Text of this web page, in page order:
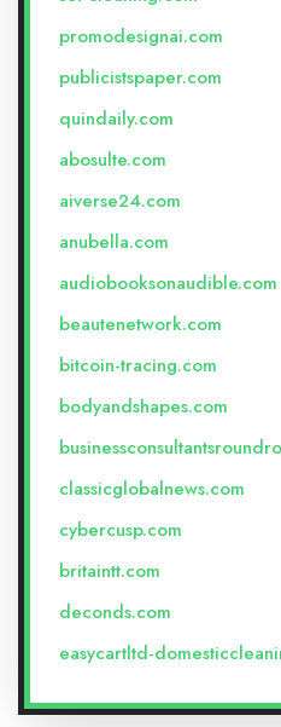
promodesignai.com
publicistspaper.com
quindaily.com
abosulte.com
aiverse24.com
anubella.com
audiobooksonaudible.com
beautenetwork.com
bitcoin-tracing.com
bodyandshapes.com
classicglobalnews.com
cybercusp.com
britaintt.com
deconds.com
easycartltd-